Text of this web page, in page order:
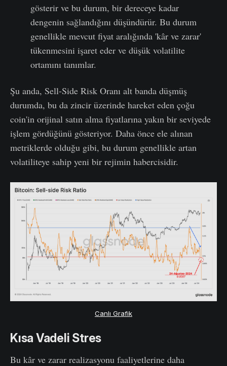
gösterir ve bu durum, bir dereceye kadar
dengenin sağlandığını düşündürür. Bu durum
genellikle mevcut fiyat aralığında 'kâr ve zarar'
tükenmesini işaret eder ve düşük volatilite
ortamını tanımlar.
Şu anda, Sell-Side Risk Oranı alt banda düşmüş
durumda, bu da zincir üzerinde hareket eden çoğu
coin'in orijinal satın alma fiyatlarına yakın bir seviyede
işlem gördüğünü gösteriyor. Daha önce ele alınan
metriklerde olduğu gibi, bu durum genellikle artan
volatiliteye sahip yeni bir rejimin habercisidir.
Canlı Grafik
Kısa Vadeli Stres
Bu kâr ve zarar realizasyonu faaliyetlerine daha